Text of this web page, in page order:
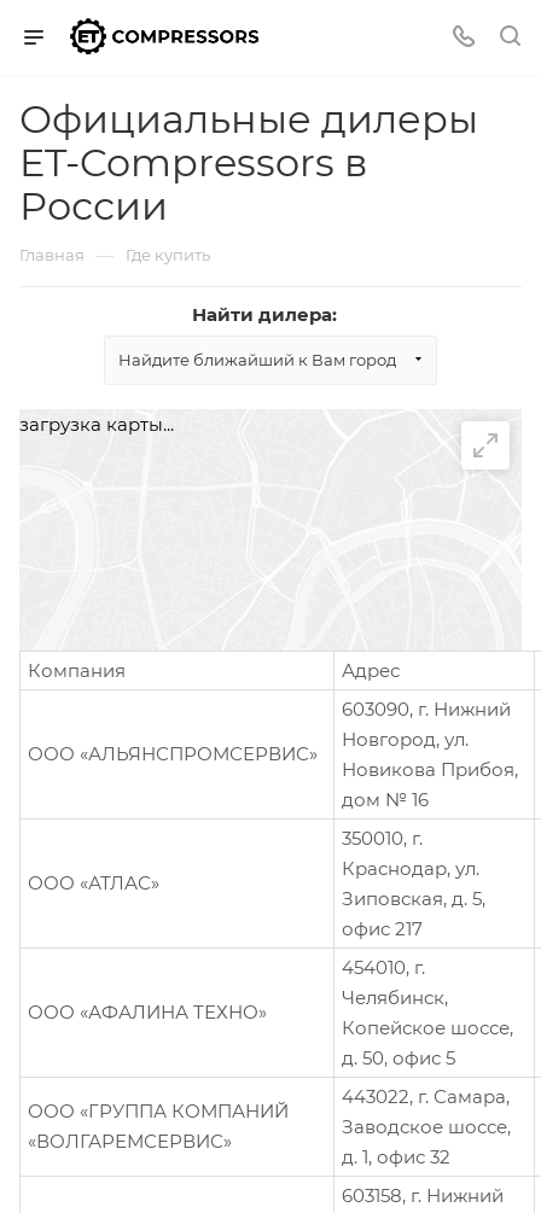
Официальные дилеры
ET-Compressors в
России
Главная — Где купить
Найти дилера:
Найдите ближайший к Вам город
загрузка карты...
Компания Адрес
ООО «АЛЬЯНСПРОМСЕРВИС»
603090, г. Нижний
Новгород, ул.
Новикова Прибоя,
дом № 16
ООО «АТЛАС»
350010, г.
Краснодар, ул.
Зиповская, д. 5,
офис 217
ООО «АФАЛИНА ТЕХНО»
454010, г.
Челябинск,
Копейское шоссе,
д. 50, офис 5
ООО «ГРУППА КОМПАНИЙ
«ВОЛГАРЕМСЕРВИС»
443022, г. Самара,
Заводское шоссе,
д. 1, офис 32
603158, г. Нижний